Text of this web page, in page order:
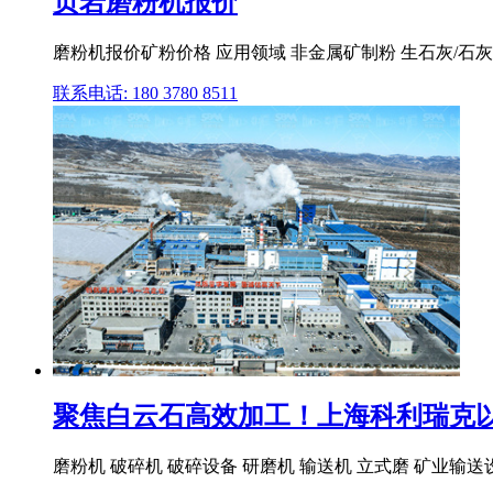
磨粉机报价矿粉价格 应用领域 非金属矿制粉 生石灰/石
联系电话: 180 3780 8511
聚焦白云石高效加工！上海科利瑞克
磨粉机 破碎机 破碎设备 研磨机 输送机 立式磨 矿业输